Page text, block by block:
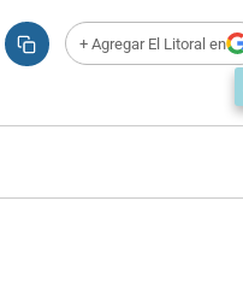
+ Agregar El Litoral en